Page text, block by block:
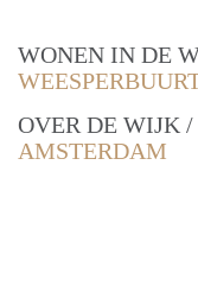
WONEN IN DE
OVER DE WIJK
AMSTERDAM